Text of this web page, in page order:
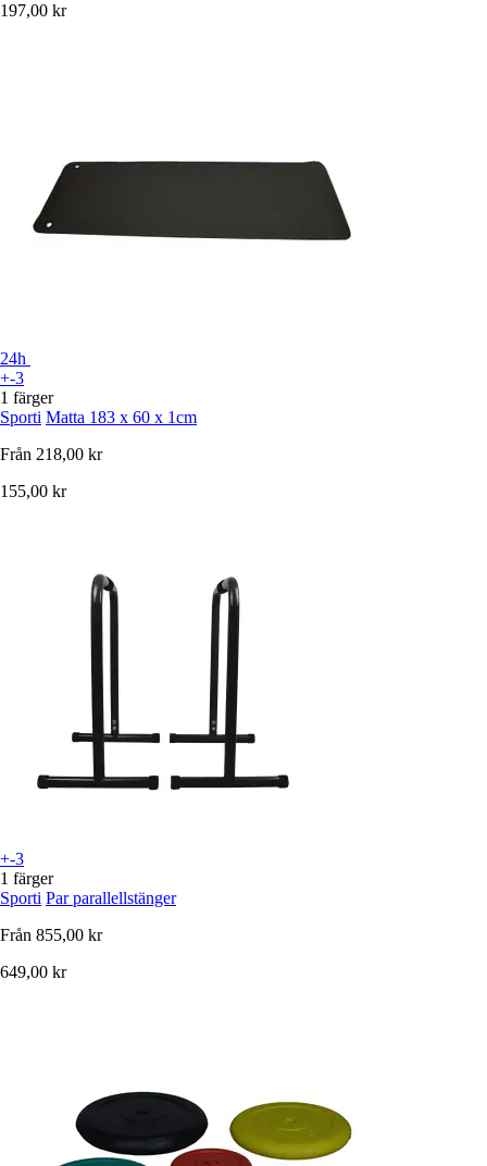
197,00 kr
24h
+-3
1 färger
Sporti Matta 183 x 60 x 1cm
Från 218,00 kr
155,00 kr
+-3
1 färger
Sporti Par parallellstänger
Från 855,00 kr
649,00 kr